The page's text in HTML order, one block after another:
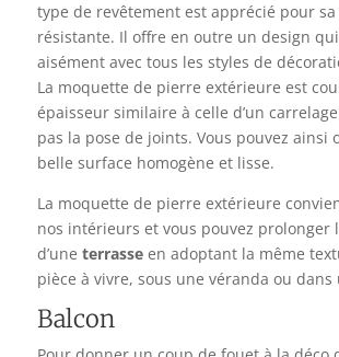
type de revêtement est apprécié pour
résistante. Il offre en outre un design qui
aisément avec tous les styles de
La moquette de pierre extérieure est
épaisseur similaire à celle d’un
pas la pose de joints. Vous pouvez ainsi
belle surface homogène et lisse.
La moquette de pierre extérieure
nos intérieurs et vous pouvez prolonger
d’une terrasse en adoptant la même
pièce à vivre, sous une véranda ou dans
Balcon